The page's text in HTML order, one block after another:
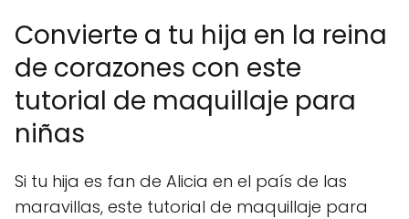
Convierte a tu hija en la reina
de corazones con este
tutorial de maquillaje para
niñas
Si tu hija es fan de Alicia en el país de las
maravillas, este tutorial de maquillaje para